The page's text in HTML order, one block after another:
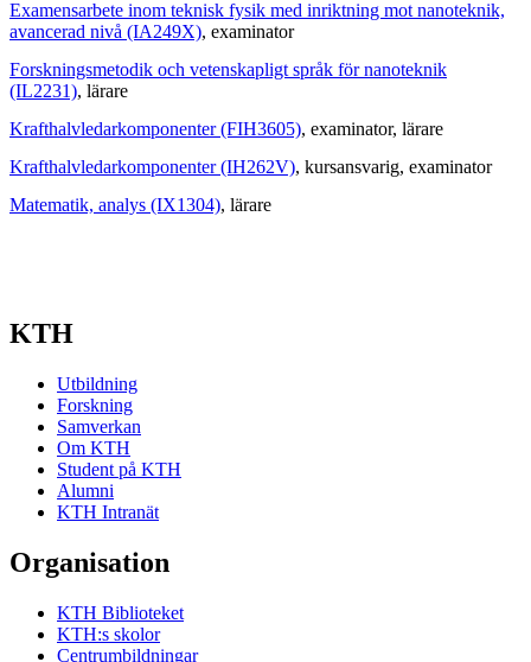
Examensarbete inom teknisk fysik med inriktning mot nanoteknik,
avancerad nivå (IA249X), examinator
Forskningsmetodik och vetenskapligt språk för nanoteknik
(IL2231), lärare
Krafthalvledarkomponenter (FIH3605), examinator, lärare
Krafthalvledarkomponenter (IH262V), kursansvarig, examinator
Matematik, analys (IX1304), lärare
KTH
Utbildning
Forskning
Samverkan
Om KTH
Student på KTH
Alumni
KTH Intranät
Organisation
KTH Biblioteket
KTH:s skolor
Centrumbildningar